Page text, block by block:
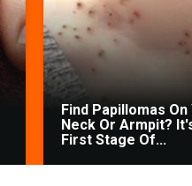
Find Papillomas On
Neck Or Armpit?
First Stage Of...